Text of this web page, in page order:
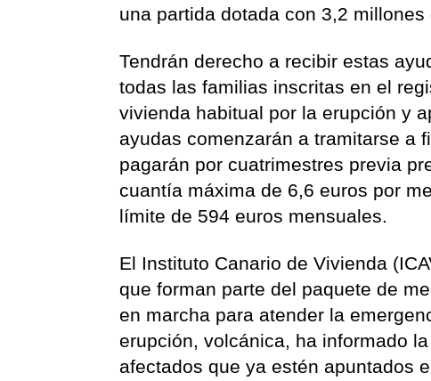
una partida dotada con 3,2
Tendrán derecho a recibir estas
todas las familias inscritas en el
vivienda habitual por la erupción y
ayudas comenzarán a tramitarse a
pagarán por cuatrimestres previa
cuantía máxima de 6,6 euros por
límite de 594 euros mensuales.
El Instituto Canario de Vivienda
que forman parte del paquete de
en marcha para atender la
erupción, volcánica, ha informado
afectados que ya estén apuntados